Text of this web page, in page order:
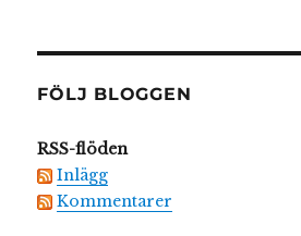
FÖLJ BLOGGEN
RSS-flöden
Inlägg
Kommentarer